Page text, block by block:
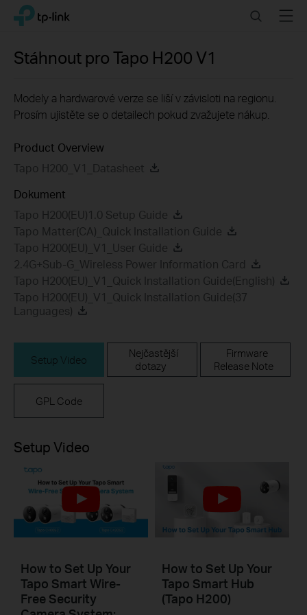
Click
navigation
TP-Link, Reliably Smart SearchMenu
Stáhnout proTapo H200 V1
Modely a hardwarové verze se liší v závisloti na regionu.
Prosím ujistěte se o detailech pokud zvažujete nákup.
Product Overview
Tapo H200_V1_Datasheet
Dokument
Tapo H200(EU)1.0 Setup Guide
Tapo Matter(CA)_Quick Installation Guide
Tapo H200(EU)_V1_User Guide
2.4G+Sub-G_Wireless Power Information Card
Tapo H200(EU)_V1_Quick Installation Guide(English)
Tapo H200(EU)_V1_Quick Installation Guide(37
Languages)
Setup Video
Nejčastější
dotazy
Firmware
Release Note
GPL Code
Setup Video
How to Set Up Your
Tapo Smart Wire-
Free Security
How to Set Up Your
Tapo Smart Hub
(Tapo H200)